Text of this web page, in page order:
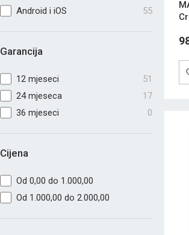
Android i iOS
55
Garancija
12 mjeseci
51
24 mjeseca
17
36 mjeseci
0
Cijena
Od 0,00 do 1.000,00
Od 1.000,00 do 2.000,00